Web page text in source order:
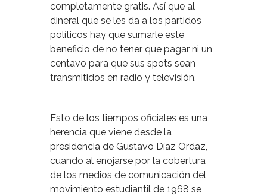
completamente gratis. Así que al
dineral que se les da a los partidos
políticos hay que sumarle este
beneficio de no tener que pagar ni un
centavo para que sus spots sean
transmitidos en radio y televisión.
Esto de los tiempos oficiales es una
herencia que viene desde la
presidencia de Gustavo Díaz Ordaz,
cuando al enojarse por la cobertura
de los medios de comunicación del
movimiento estudiantil de 1968 se